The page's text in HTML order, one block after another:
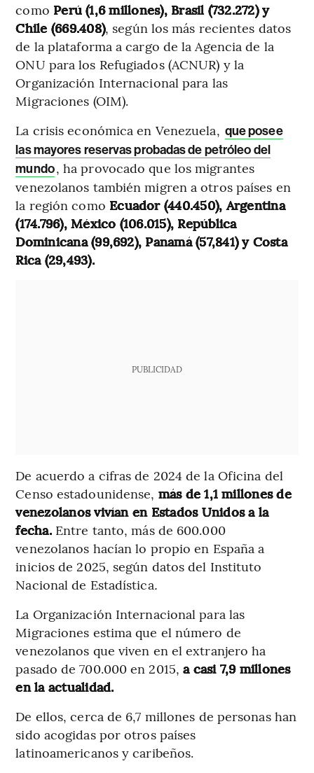
como Perú (1,6 millones), Brasil (732.272) y
Chile (669.408), según los más recientes datos
de la plataforma a cargo de la Agencia de la
ONU para los Refugiados (ACNUR) y la
Organización Internacional para las
Migraciones (OIM).
La crisis económica en Venezuela, que posee
las mayores reservas probadas de petróleo del
mundo, ha provocado que los migrantes
venezolanos también migren a otros países en
la región como Ecuador (440.450), Argentina
(174.796), México (106.015), República
Dominicana (99,692), Panamá (57,841) y Costa
Rica (29,493).
PUBLICIDAD
De acuerdo a cifras de 2024 de la Oficina del
Censo estadounidense, más de 1,1 millones de
venezolanos vivían en Estados Unidos a la
fecha. Entre tanto, más de 600.000
venezolanos hacían lo propio en España a
inicios de 2025, según datos del Instituto
Nacional de Estadística.
La Organización Internacional para las
Migraciones estima que el número de
venezolanos que viven en el extranjero ha
pasado de 700.000 en 2015,a casi 7,9 millones
en la actualidad.
De ellos, cerca de 6,7 millones de personas han
sido acogidas por otros países
latinoamericanos y caribeños.